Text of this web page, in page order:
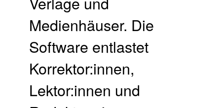
Medienhäuser. Die
Software entlastet
Korrektor:innen,
Lektor:innen und